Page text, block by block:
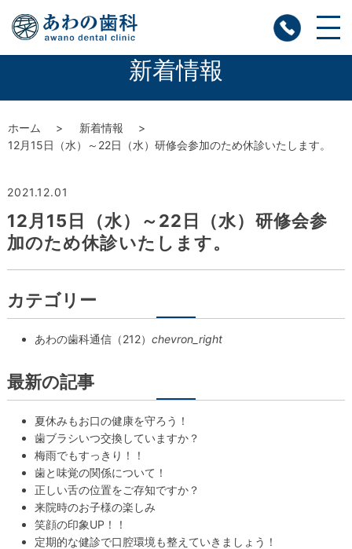
新着情報
ホーム
新着情報
12月15日（水）～22日（水）研修会参加のため休診いたします。
2021.12.01
12月15日（水）～22日（水）研修会参
加のため休診いたします。
カテゴリー
あわの歯科通信（212） chevron_right
最新の記事
夏休みもお口の健康を守ろう！
歯ブラシいつ交換していますか？
梅雨でもすっきり！！
歯と味覚の関係について！
正しい舌の位置をご存知ですか？
来院時のお子様の楽しみ
笑顔の印象UP！！
定期的な健診で口腔環境も整えていきましょう！